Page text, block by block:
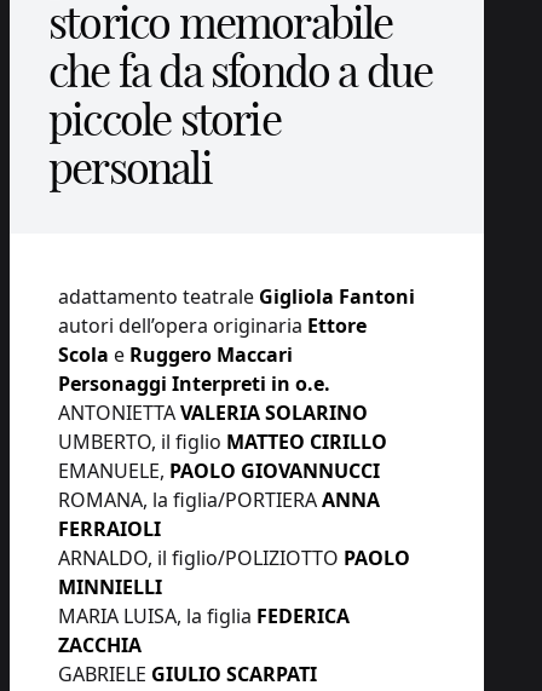
storico memorabile
che fa da sfondo a due
piccole storie
personali
adattamento teatrale Gigliola Fantoni
autori dell’opera originaria Ettore
Scola e Ruggero Maccari
Personaggi Interpreti in o.e.
ANTONIETTAVALERIA SOLARINO
UMBERTO, il figlio MATTEO CIRILLO
EMANUELE, PAOLO GIOVANNUCCI
ROMANA, la figlia/PORTIERAANNA
FERRAIOLI
ARNALDO, il figlio/POLIZIOTTO PAOLO
MINNIELLI
MARIA LUISA, la figlia FEDERICA
ZACCHIA
GABRIELE GIULIO SCARPATI